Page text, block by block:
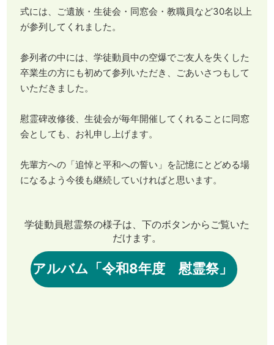
式には、ご遺族・生徒会・同窓会・教職員など30名以上
が参列してくれました。
参列者の中には、学徒動員中の空爆でご友人を失くした
卒業生の方にも初めて参列いただき、ごあいさつもして
いただきました。
慰霊碑改修後、生徒会が毎年開催してくれることに同窓
会としても、お礼申し上げます。
先輩方への「追悼と平和への誓い」を記憶にとどめる場
になるよう今後も継続していければと思います。
学徒動員慰霊祭の様子は、下のボタンからご覧いた
だけます。
アルバム「令和8年度 慰霊祭」